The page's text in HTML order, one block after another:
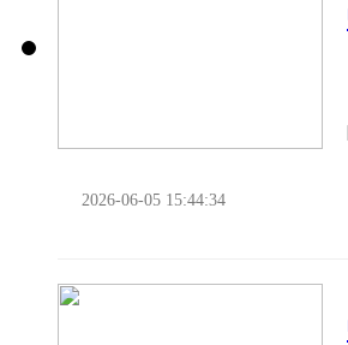
2026-06-05 15:44:34